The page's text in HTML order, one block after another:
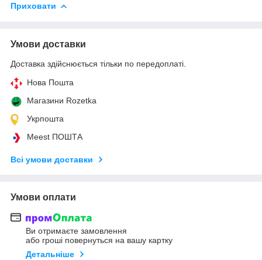
Приховати
Умови доставки
Доставка здійснюється тільки по передоплаті.
Нова Пошта
Магазини Rozetka
Укрпошта
Meest ПОШТА
Всі умови доставки
Умови оплати
Ви отримаєте замовлення
або гроші повернуться на вашу картку
Детальніше